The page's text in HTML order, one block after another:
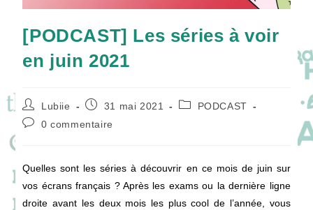
[PODCAST] Les séries à voir
en juin 2021
Auteur/autrice
de
la
Lubiie
Publication
31 mai 2021
PostPODCAST
Commentaires
0 commentaire
Quelles sont les séries à découvrir en ce mois de juin sur
vos écrans français ? Après les exams ou la dernière ligne
droite avant les deux mois les plus cool de l’année, vous